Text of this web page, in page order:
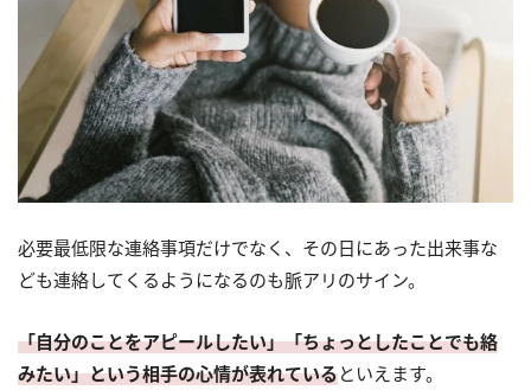
必要最低限な連絡事項だけでなく、その日にあった出来事な
ども連絡してくるようになるのも脈アリのサイン。
「自分のことをアピールしたい」「ちょっとしたことでも絡
みたい」という相手の心情が表れているといえます。